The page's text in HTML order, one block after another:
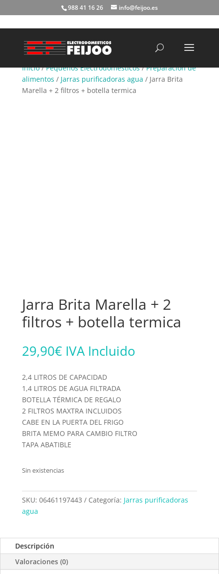
988 41 16 26 info@feijoo.es
Inicio/Pequeños Electrodomésticos/Preparación de
alimentos / Jarras purificadoras agua / Jarra Brita
Marella + 2 filtros + botella termica
Jarra Brita Marella + 2
filtros + botella termica
29,90€ IVA Incluido
2,4 LITROS DE CAPACIDAD
1,4 LITROS DE AGUA FILTRADA
BOTELLA TÉRMICA DE REGALO
2 FILTROS MAXTRA INCLUIDOS
CABE EN LA PUERTA DEL FRIGO
BRITA MEMO PARA CAMBIO FILTRO
TAPA ABATIBLE
Sin existencias
SKU: 06461197443 Categoría: Jarras purificadoras
agua
Descripción
Valoraciones (0)